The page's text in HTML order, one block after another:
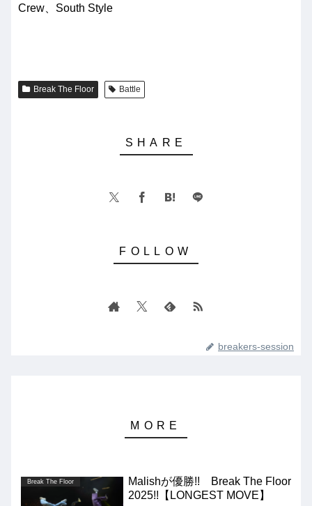
Crew、South Style
Break The Floor Battle
breakers-session
Break The Floor
Malishが優勝!! Break The Floor
2025!!【LONGEST MOVE】